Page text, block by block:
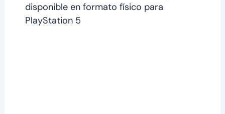
disponible en formato físico para
PlayStation 5